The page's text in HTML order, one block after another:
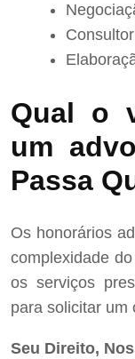
Qual o
um
Passa
Os honorários
complexidade
os serviços
para solicitar um
Seu Direito,